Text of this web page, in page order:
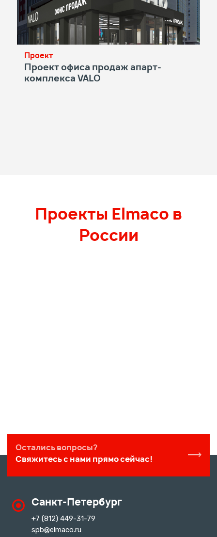
Проект
Проект офиса продаж апарт-
комплекса VALO
Проекты Elmaco в
России
Остались вопросы?
Свяжитесь с нами прямо сейчас!
Санкт-Петербург
+7 (812) 449-31-79
spb@elmaco.ru